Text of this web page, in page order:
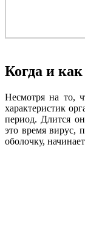
Когда и
Несмотря на то,
характеристик
период. Длится
это время вирус,
оболочку,